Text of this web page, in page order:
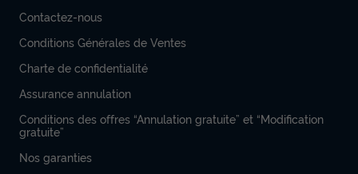
Contactez-nous
Conditions Générales de Ventes
Charte de confidentialité
Assurance annulation
Conditions des offres “Annulation gratuite” et “Modification
gratuite”
Nos garanties